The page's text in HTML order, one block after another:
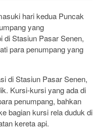
hari kedua Puncak
yang
di Stasiun Pasar Senen,
para penumpang yang
di Stasiun Pasar Senen,
Kursi-kursi yang ada di
penumpang, bahkan
bagian kursi rela duduk di
kereta api.